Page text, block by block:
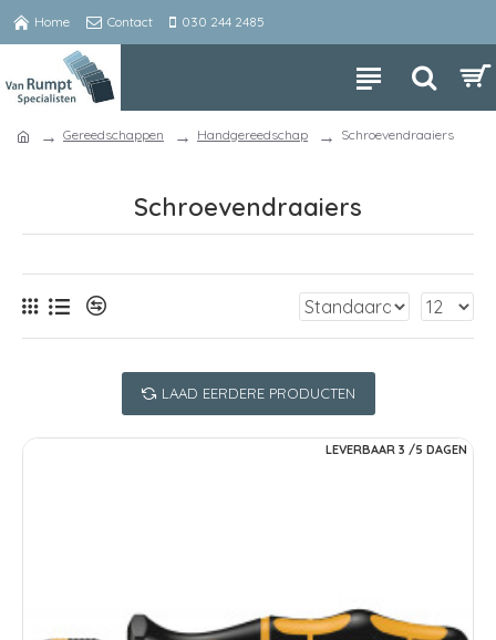
Home Contact 030 244 2485
Gereedschappen Handgereedschap Schroevendraaiers
Schroevendraaiers
LAAD EERDERE PRODUCTEN
LEVERBAAR 3 /5 DAGEN